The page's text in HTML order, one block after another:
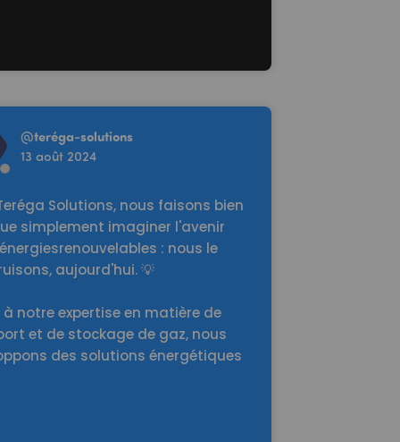
@teréga-solutions
13 août 2024
Solutions, nous faisons bien
simplement imaginer l'avenir
: nous le
aujourd'hui. 💡
à notre expertise en matière de
et de stockage de gaz, nous
des solutions énergétiques